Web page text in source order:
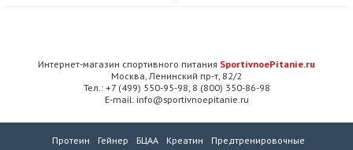
Интернет-магазин спортивного питания SportivnoePitanie.ru
Москва, Ленинский пр-т, 82/2
Тел.: +7 (499) 550-95-98, 8 (800) 350-86-98
E-mail: info@sportivnoepitanie.ru
Протеин Гейнер БЦАА Креатин
Предтренировочные